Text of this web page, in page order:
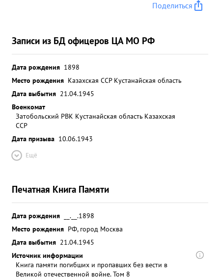
Поделиться
Записи из БД офицеров ЦА МО РФ
Дата рождения 1898
Место рождения Казахская ССР Кустанайская область
Дата выбытия 21.04.1945
Военкомат
Затобольский РВК Кустанайская область Казахская
ССР
Дата призыва 10.06.1943
Ещё
Печатная Книга Памяти
Дата рождения
__.__.1898
Место рождения РФ, город Москва
Дата выбытия 21.04.1945
Источник информации
Книга памяти погибших и пропавших без вести в
Великой отечественной войне. Том 8